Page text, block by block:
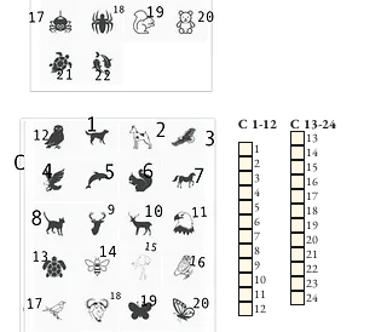
C 13-24
13
14
15
16
17
18
19
20
21
22
23
24
C 1-12
1
2
3
4
5
6
7
8
9
10
11
12